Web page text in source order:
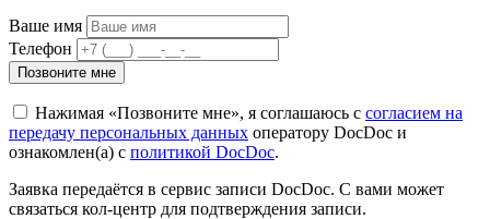
Ваше имя
Телефон
Позвоните мне
Нажимая «Позвоните мне», я соглашаюсь с согласием на
передачу персональных данных оператору DocDoc и
ознакомлен(а) с политикой DocDoc.
Заявка передаётся в сервис записи DocDoc. С вами может
связаться кол-центр для подтверждения записи.